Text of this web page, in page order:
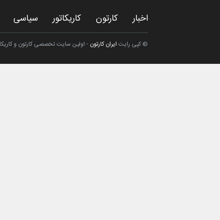
اخبار کارتون کاریکاتور سیاسی
© کپی رایت ایران کارتون - اولین سایت تخصصی کارتون و